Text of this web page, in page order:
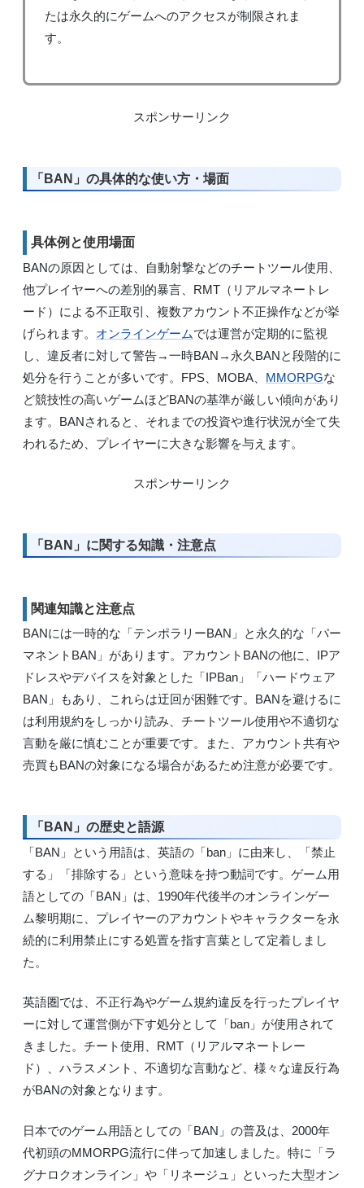
たは永久的にゲームへのアクセスが制限されま
す。
スポンサーリンク
「BAN」の具体的な使い方・場面
具体例と使用場面
BANの原因としては、自動射撃などのチートツール使用、
他プレイヤーへの差別的暴言、RMT（リアルマネートレ
ード）による不正取引、複数アカウント不正操作などが挙
げられます。 オンラインゲームでは運営が定期的に監視
し、違反者に対して警告→一時BAN→永久BANと段階的に
処分を行うことが多いです。FPS、MOBA、 MMORPGな
ど競技性の高いゲームほどBANの基準が厳しい傾向があり
ます。BANされると、それまでの投資や進行状況が全て失
われるため、プレイヤーに大きな影響を与えます。
スポンサーリンク
「BAN」に関する知識・注意点
関連知識と注意点
BANには一時的な「テンポラリーBAN」と永久的な「パー
マネントBAN」があります。アカウントBANの他に、IPア
ドレスやデバイスを対象とした「IPBan」「ハードウェア
BAN」もあり、これらは迂回が困難です。BANを避けるに
は利用規約をしっかり読み、チートツール使用や不適切な
言動を厳に慎むことが重要です。また、アカウント共有や
売買もBANの対象になる場合があるため注意が必要です。
「BAN」の歴史と語源
「BAN」という用語は、英語の「ban」に由来し、「禁止
する」「排除する」という意味を持つ動詞です。ゲーム用
語としての「BAN」は、1990年代後半のオンラインゲー
ム黎明期に、プレイヤーのアカウントやキャラクターを永
続的に利用禁止にする処置を指す言葉として定着しまし
た。
英語圏では、不正行為やゲーム規約違反を行ったプレイヤ
ーに対して運営側が下す処分として「ban」が使用されて
きました。チート使用、RMT（リアルマネートレー
ド）、ハラスメント、不適切な言動など、様々な違反行為
がBANの対象となります。
日本でのゲーム用語としての「BAN」の普及は、2000年
代初頭のMMORPG流行に伴って加速しました。特に「ラ
グナロクオンライン」や「リネージュ」といった大型オン